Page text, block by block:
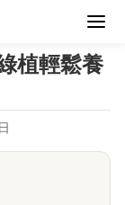
植輕鬆養